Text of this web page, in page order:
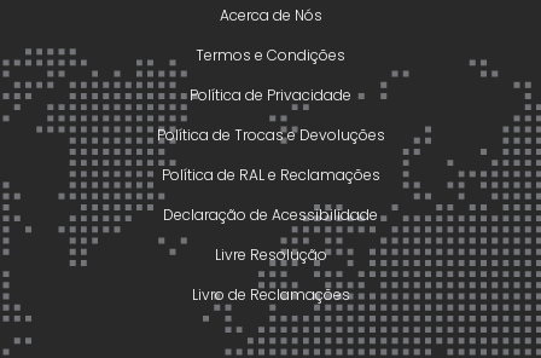
Acerca de Nós
Termos e Condições
Política de Privacidade
Política de Trocas e Devoluções
Política de RAL e Reclamações
Declaração de Acessibilidade
Livre Resolução
Livro de Reclamações